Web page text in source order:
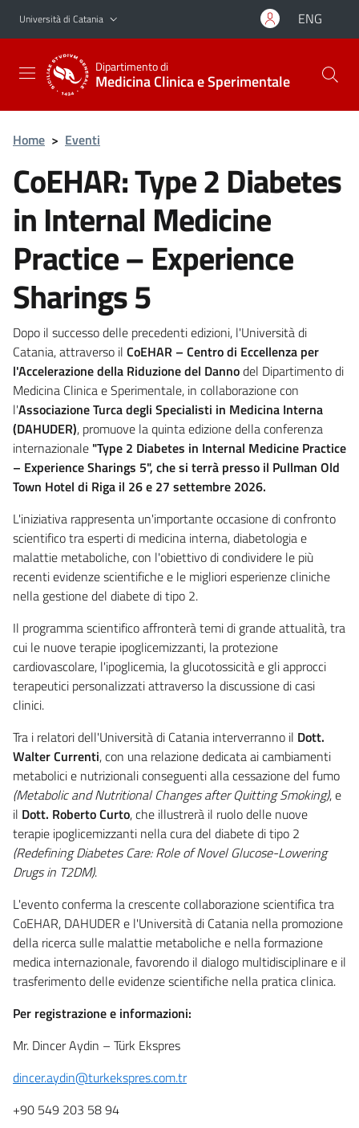
Vai al contenuto principale
Vai al menu di navigazione
Università di Catania ENG
Dipartimento di
Medicina Clinica e Sperimentale
Home > Eventi
CoEHAR: Type 2 Diabetes
in Internal Medicine
Practice – Experience
Sharings 5
Dopo il successo delle precedenti edizioni, l'Università di
Catania, attraverso il CoEHAR – Centro di Eccellenza per
l'Accelerazione della Riduzione del Dannodel Dipartimento di
Medicina Clinica e Sperimentale, in collaborazione con
l'Associazione Turca degli Specialisti in Medicina Interna
(DAHUDER), promuove la quinta edizione della conferenza
internazionale "Type 2 Diabetes in Internal Medicine Practice
– Experience Sharings 5", che si terrà presso il Pullman Old
Town Hotel di Riga il 26 e 27 settembre 2026.
L'iniziativa rappresenta un'importante occasione di confronto
scientifico tra esperti di medicina interna, diabetologia e
malattie metaboliche, con l'obiettivo di condividere le più
recenti evidenze scientifiche e le migliori esperienze cliniche
nella gestione del diabete di tipo 2.
Il programma scientifico affronterà temi di grande attualità, tra
cui le nuove terapie ipoglicemizzanti, la protezione
cardiovascolare, l'ipoglicemia, la glucotossicità e gli approcci
terapeutici personalizzati attraverso la discussione di casi
clinici.
Tra i relatori dell'Università di Catania interverranno il Dott.
Walter Currenti, con una relazione dedicata ai cambiamenti
metabolici e nutrizionali conseguenti alla cessazione del fumo
(Metabolic and Nutritional Changes after Quitting Smoking), e
il Dott. Roberto Curto, che illustrerà il ruolo delle nuove
terapie ipoglicemizzanti nella cura del diabete di tipo 2
(Redefining Diabetes Care: Role of Novel Glucose-Lowering
Drugs in T2DM).
L'evento conferma la crescente collaborazione scientifica tra
CoEHAR, DAHUDER e l'Università di Catania nella promozione
della ricerca sulle malattie metaboliche e nella formazione
medica internazionale, favorendo il dialogo multidisciplinare e il
trasferimento delle evidenze scientifiche nella pratica clinica.
Per registrazione e informazioni:
Mr. Dincer Aydin – Türk Ekspres
dincer.aydin@turkekspres.com.tr
+90 549 203 58 94